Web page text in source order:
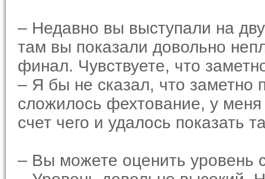
– Недавно вы выступали на
там вы показали довольно
финал. Чувствуете, что
– Я бы не сказал, что заметно
сложилось фехтование, у
счет чего и удалось показать
– Вы можете оценить уровень